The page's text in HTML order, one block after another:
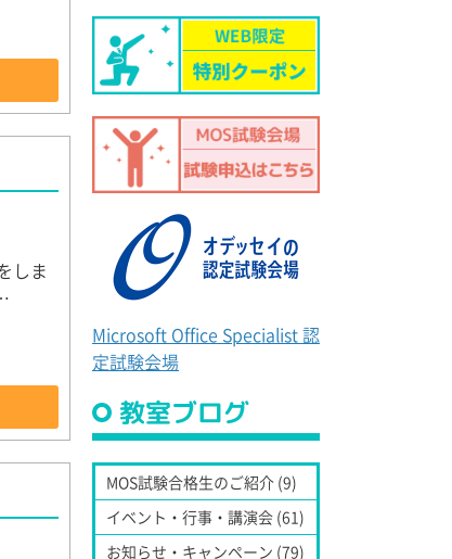
しま
Microsoft Office Specialist 認
定試験会場
教室ブログ
MOS試験合格生のご紹介 (9)
イベント・行事・講演会 (61)
お知らせ・キャンペーン (79)